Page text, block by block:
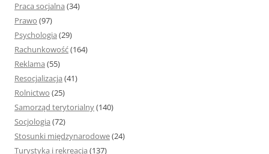
Praca socjalna (34)
Prawo (97)
Psychologia (29)
Rachunkowość(164)
Reklama (55)
Resocjalizacja (41)
Rolnictwo (25)
Samorząd terytorialny(140)
Socjologia (72)
Stosunki międzynarodowe(24)
Turystyka i rekreacja (137)